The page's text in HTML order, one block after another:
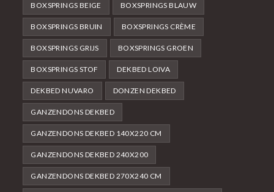
BOXSPRINGS BEIGE BOXSPRINGS BLAUW
BOXSPRINGS BRUIN BOXSPRINGS CRÈME
BOXSPRINGS GRIJS BOXSPRINGS GROEN
BOXSPRINGS STOF DEKBED LOIVA
DEKBED NUVARO DONZEN DEKBED
GANZENDONS DEKBED
GANZENDONS DEKBED 140X220 CM
GANZENDONS DEKBED 240X200
GANZENDONS DEKBED 270X240 CM